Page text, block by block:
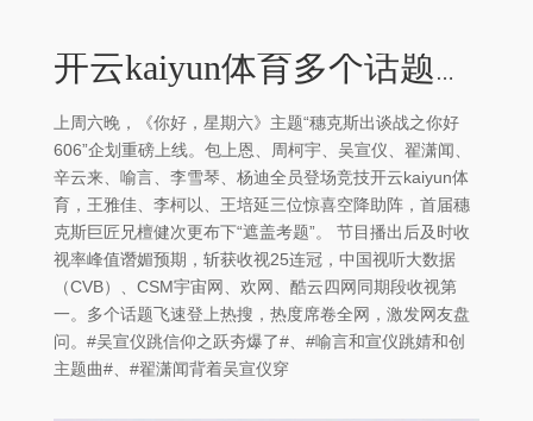
开云kaiyun体育多个话题飞速登上热搜-外围足球软件APP
上周六晚，《你好，星期六》主题“穗克斯出谈战之你好
606”企划重磅上线。包上恩、周柯宇、吴宣仪、翟潇闻、
辛云来、喻言、李雪琴、杨迪全员登场竞技开云kaiyun体
育，王雅佳、李柯以、王培延三位惊喜空降助阵，首届穗
克斯巨匠兄檀健次更布下“遮盖考题”。 节目播出后及时收
视率峰值谮媚预期，斩获收视25连冠，中国视听大数据
（CVB）、CSM宇宙网、欢网、酷云四网同期段收视第
一。多个话题飞速登上热搜，热度席卷全网，激发网友盘
问。#吴宣仪跳信仰之跃夯爆了#、#喻言和宣仪跳婧和创
主题曲#、#翟潇闻背着吴宣仪穿